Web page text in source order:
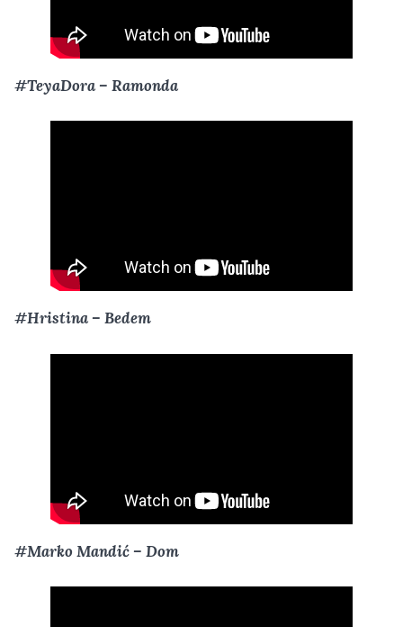
#TeyaDora – Ramonda
#Hristina – Bedem
#Marko Mandić – Dom